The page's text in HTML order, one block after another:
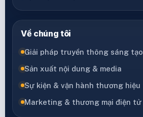
Về chúng tôi
Giải pháp truyền thông sáng tạo
Sản xuất nội dung & media
Sự kiện & vận hành thương hiệu
Marketing & thương mại điện tử